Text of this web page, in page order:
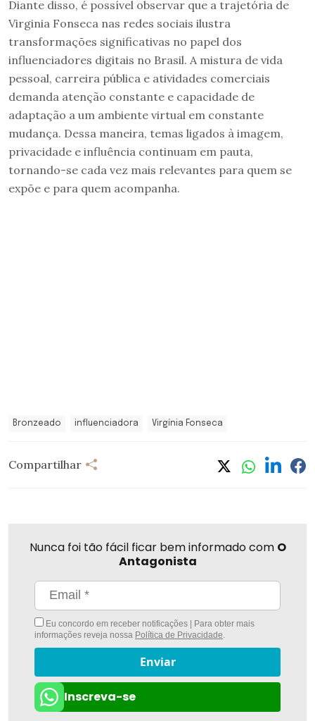
Diante disso, é possível observar que a trajetória de
Virginia Fonseca nas redes sociais ilustra
transformações significativas no papel dos
influenciadores digitais no Brasil. A mistura de vida
pessoal, carreira pública e atividades comerciais
demanda atenção constante e capacidade de
adaptação a um ambiente virtual em constante
mudança. Dessa maneira, temas ligados à imagem,
privacidade e influência continuam em pauta,
tornando-se cada vez mais relevantes para quem se
expõe e para quem acompanha.
Bronzeado influenciadora Virgínia Fonseca
Compartilhar
Nunca foi tão fácil ficar bem informado com O
Antagonista
Eu concordo em receber notificações | Para obter mais
informações reveja nossa Política de Privacidade.
Enviar
Inscreva-se